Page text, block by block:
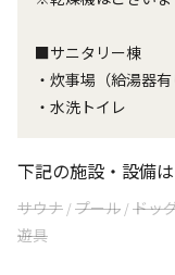
■サニタリー棟
・炊事場（給湯器有
・水洗トイレ
下記の施設・設備
サウナ /プール /ドッ
遊具